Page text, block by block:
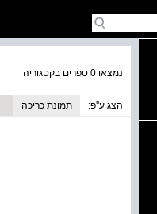
נמצאו 0 ספרים בקטגוריה
הצג ע''פ: תמונת כריכה